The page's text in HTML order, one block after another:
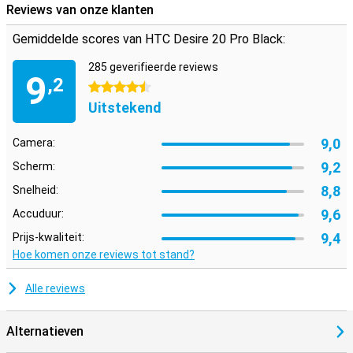
Reviews van onze klanten
Gemiddelde scores van HTC Desire 20 Pro Black:
9,2
285 geverifieerde reviews
4.5 sterren
Uitstekend
Camera: 9,0
Scherm: 9,2
Snelheid: 8,8
Accuduur: 9,6
Prijs-kwaliteit: 9,4
Hoe komen onze reviews tot stand?
Alle reviews
Alternatieven